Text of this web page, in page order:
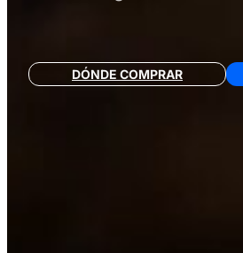
DÓNDE COMPRAR